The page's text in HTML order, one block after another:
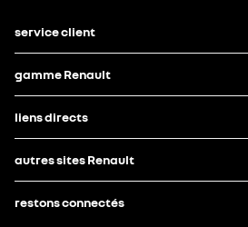
service client
gamme Renault
liens directs
autres sites Renault
restons connectés